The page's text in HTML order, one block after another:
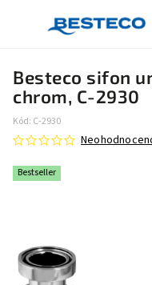
Besteco sifon
chrom, C-2930
Kód: C-2930
Bestseller